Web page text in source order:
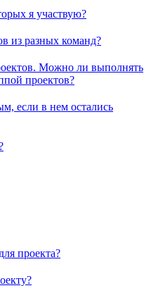
я участвую?
из разных команд?
Можно ли выполнять
проектов?
если в нем остались
проекта?